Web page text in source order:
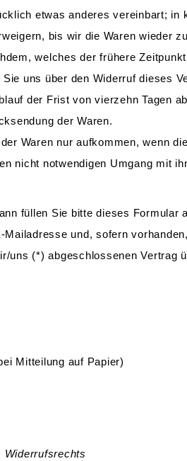
etwas anderes vereinbart;
bis wir die Waren wieder
welches der frühere
uns über den Widerruf dieses
der Frist von vierzehn Tagen
der Waren.
Waren nur aufkommen, wenn
nicht notwendigen Umgang mit
füllen Sie bitte dieses Formular
und, sofern
(*) abgeschlossenen Vertrag
Mitteilung auf Papier)